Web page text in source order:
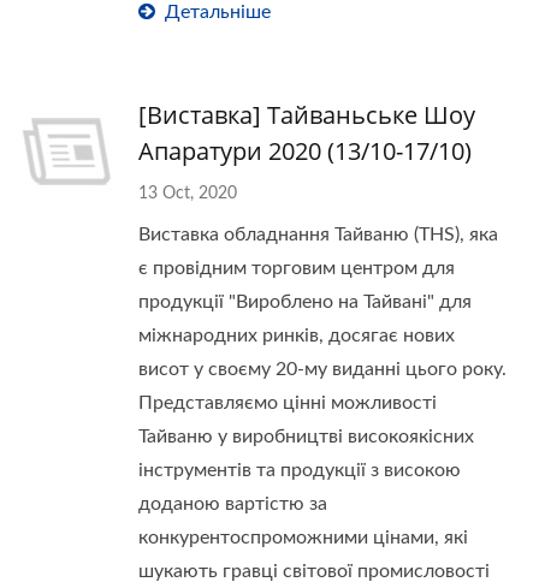
Детальніше
[Виставка] Тайваньське Шоу
Апаратури 2020 (13/10-17/10)
13 Oct, 2020
Виставка обладнання Тайваню (THS), яка
є провідним торговим центром для
продукції "Вироблено на Тайвані" для
міжнародних ринків, досягає нових
висот у своєму 20-му виданні цього року.
Представляємо цінні можливості
Тайваню у виробництві високоякісних
інструментів та продукції з високою
доданою вартістю за
конкурентоспроможними цінами, які
шукають гравці світової промисловості